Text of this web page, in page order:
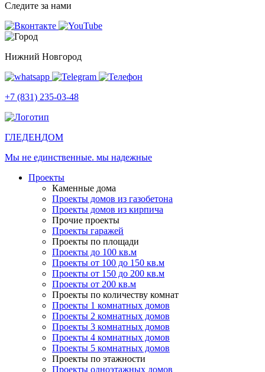
Следите за нами
Нижний Новгород
+7 (831) 235-03-48
ГЛЕДЕНДОМ
Мы не единственные. мы надежные
Проекты
Каменные дома
Проекты домов из газобетона
Проекты домов из кирпича
Прочие проекты
Проекты гаражей
Проекты по площади
Проекты до 100 кв.м
Проекты от 100 до 150 кв.м
Проекты от 150 до 200 кв.м
Проекты от 200 кв.м
Проекты по количеству комнат
Проекты 1 комнатных домов
Проекты 2 комнатных домов
Проекты 3 комнатных домов
Проекты 4 комнатных домов
Проекты 5 комнатных домов
Проекты по этажности
Проекты одноэтажных домов